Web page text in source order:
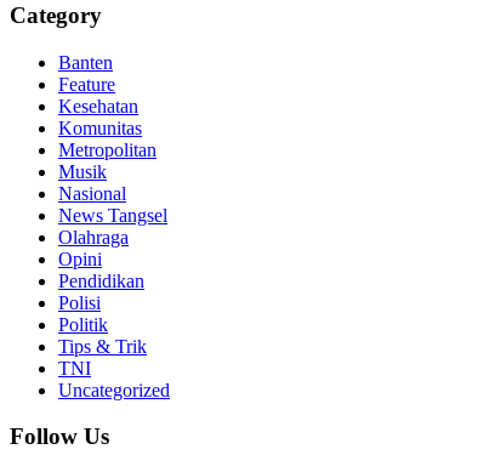
Category
Banten
Feature
Kesehatan
Komunitas
Metropolitan
Musik
Nasional
News Tangsel
Olahraga
Opini
Pendidikan
Polisi
Politik
Tips & Trik
TNI
Uncategorized
Follow Us